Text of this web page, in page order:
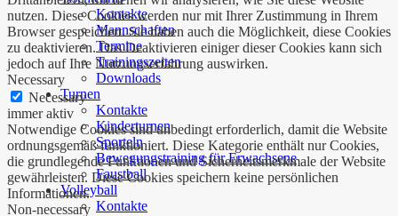
Kontakte
Mannschaften
Termine
Trainingszeiten
Downloads
Turnen
Kontakte
Kinderturnen
Sporteln
Bewegungstraining für Erwachsene
Faustball
Volleyball
Kontakte
nutzen. Diese Cookies werden nur mit Ihrer Zustimmung in Ihrem
Browser gespeichert. Sie haben auch die Möglichkeit, diese Cookies
zu deaktivieren. Das Deaktivieren einiger dieser Cookies kann sich
jedoch auf Ihre Nutzungserfahrung auswirken.
Necessary
Necessary
immer aktiv
Notwendige Cookies sind unbedingt erforderlich, damit die Website
ordnungsgemäß funktioniert. Diese Kategorie enthält nur Cookies,
die grundlegende Funktionen und Sicherheitsmerkmale der Website
gewährleisten. Diese Cookies speichern keine persönlichen
Informationen.
Non-necessary